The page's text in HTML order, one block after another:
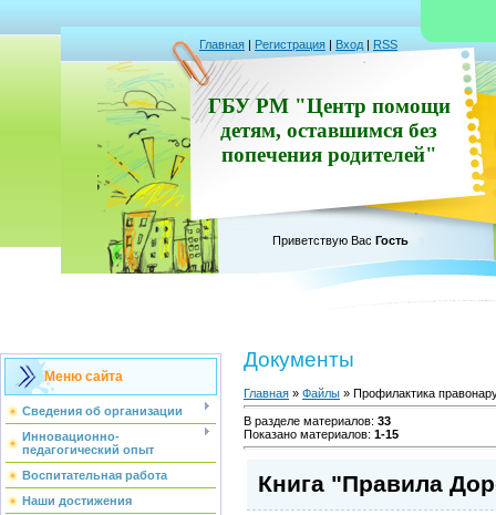
Главная | Регистрация | Вход | RSS
ГБУ РМ "Центр помощи
детям, оставшимся без
попечения родителей"
Приветствую Вас Гость
Меню сайта
Сведения об организации
Инновационно-
педагогический опыт
Воспитательная работа
Наши достижения
Документы
Главная » Файлы » Профилактика
В разделе материалов: 33
Показано материалов: 1-15
Книга "Правила